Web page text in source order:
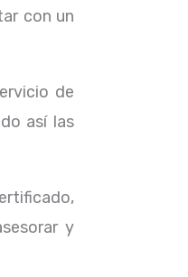
con un
de
así las
y